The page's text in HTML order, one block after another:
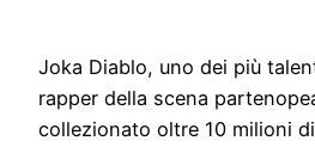
Joka Diablo, uno dei più
rapper della scena
collezionato oltre 10 milioni